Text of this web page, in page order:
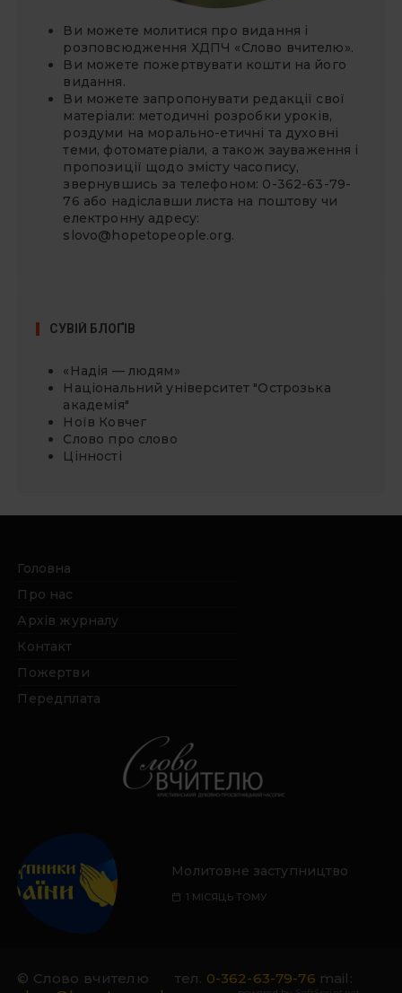
Ви можете молитися про видання і
розповсюдження ХДПЧ «Слово вчителю».
Ви можете пожертвувати кошти на його
видання.
Ви можете запропонувати редакції свої
матеріали: методичні розробки уроків,
роздуми на морально-етичні та духовні
теми, фотоматеріали, а також зауваження і
пропозиції щодо змісту часопису,
звернувшись за телефоном: 0-362-63-79-
76 або надіславши листа на поштову чи
електронну адресу:
slovo@hopetopeople.org.
СУВІЙ БЛОҐІВ
«Надія — людям»
Національний університет "Острозька
академія"
Ноїв Ковчег
Слово про слово
Цінності
Головна
Про нас
Архів журналу
Контакт
Пожертви
Передплата
Молитовне заступництво
1 МІСЯЦЬ ТОМУ
© Слово вчителю тел. 0-362-63-79-76 mail: